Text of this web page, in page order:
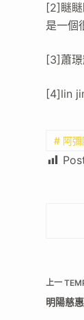
[2]瞇瞇
是一個
[3]蕭璟
[4]lin
# 阿彌
上一
明陽慈